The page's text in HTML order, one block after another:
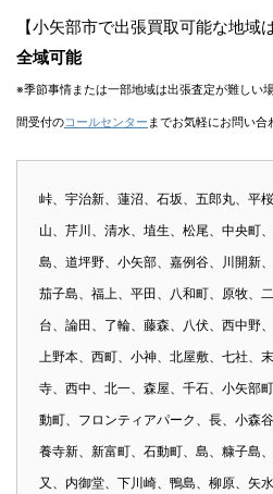
【小矢部市で出張買取可能な地域
全域可能
※季節事情または一部地域は出張査定が難しい
間受付のコールセンター までお気軽にお問い合
峠、宇治新、蓮沼、石坂、五郎丸、平
山、芹川、清水、埴生、松尾、中央町
島、道坪野、小矢部、嘉例谷、川開新
茄子島、福上、平田、八和町、原牧、
台、論田、了輪、藤森、八伏、西中野
上野本、西町、小神、北屋敷、七社、
寺、西中、北一、森屋、千石、小矢部
動町、フロンティアパーク、長、小森
養寺新、新富町、石動町、島、糠子島
又、内御堂、下川崎、鴨島、柳原、矢